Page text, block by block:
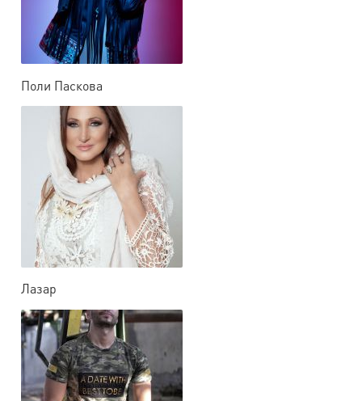
Поли Паскова
Лазар